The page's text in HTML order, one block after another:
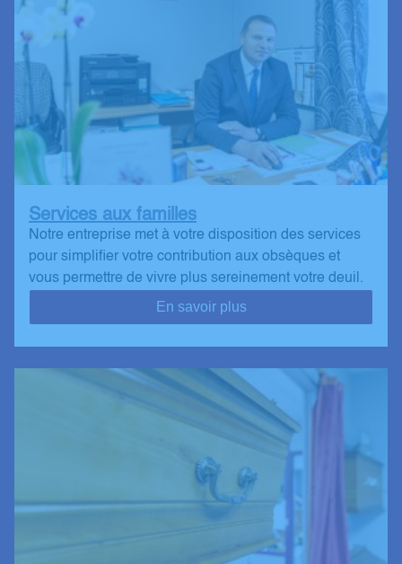
Services aux familles
Notre entreprise met à votre disposition des services
pour simplifier votre contribution aux obsèques et
vous permettre de vivre plus sereinement votre deuil.
En savoir plus